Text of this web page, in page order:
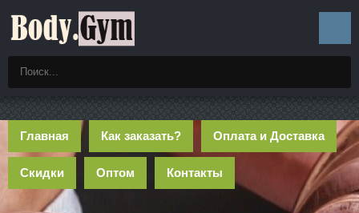
Главная Как заказать? Оплата и Доставка
Скидки Оптом Контакты